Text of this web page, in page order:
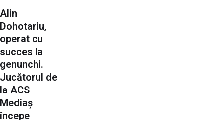
Alin
Dohotariu,
operat cu
succes la
genunchi.
Jucătorul de
la ACS
Mediaș
începe